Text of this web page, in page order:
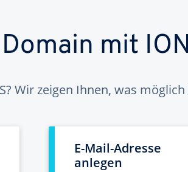
mit
Wir zeigen Ihnen, was möglich
E-Mail-Adresse
anlegen